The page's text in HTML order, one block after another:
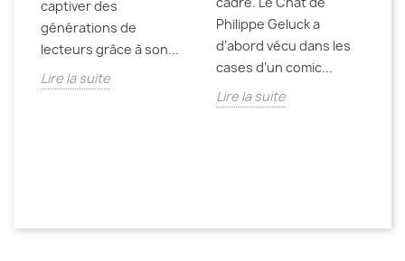
captiver des
générations de
lecteurs grâce à son...
Lire la suite
Philippe Geluck a
d’abord vécu dans les
cases d’un comic...
Lire la suite